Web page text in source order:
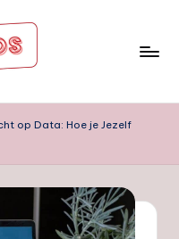
op Data: Hoe je Jezelf